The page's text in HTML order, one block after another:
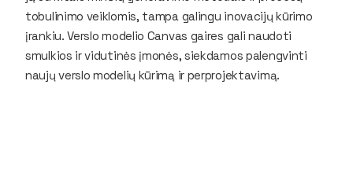
tobulinimo veiklomis, tampa galingu inovacijų kūrimo
įrankiu. Verslo modelio Canvas gaires gali naudoti
smulkios ir vidutinės įmonės, siekdamos palengvinti
naujų verslo modelių kūrimą ir perprojektavimą.